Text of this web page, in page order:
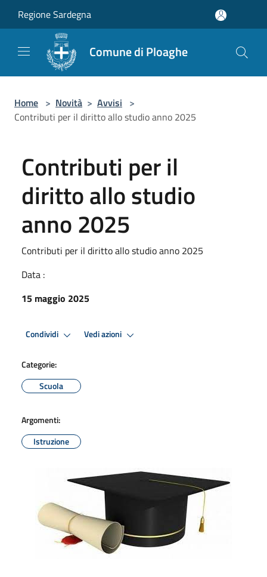
Regione Sardegna
Comune di Ploaghe
Home > Novità > Avvisi >
Contributi per il diritto allo studio anno 2025
Contributi per il
diritto allo studio
anno 2025
Contributi per il diritto allo studio anno 2025
Data :
15 maggio 2025
Condividi Vedi azioni
Categorie:
Scuola
Argomenti:
Istruzione